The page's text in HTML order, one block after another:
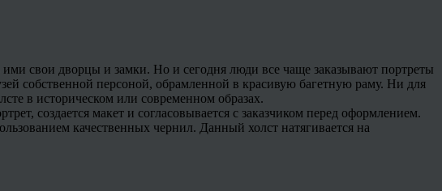
свои дворцы и замки. Но и сегодня люди все чаще заказывают портреты
собственной персоной, обрамленной в красивую багетную раму. Ни для
в историческом или современном образах.
создается макет и согласовывается с заказчиком перед оформлением.
качественных чернил. Данный холст натягивается на